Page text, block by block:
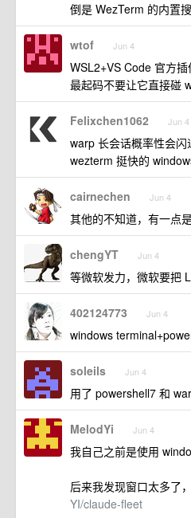
倒是 WezTerm 的内置
wtof Jun 4
WSL2+VS Code 官方插
最起码不要让它直接碰
Felixchen1062 Jun 4
warp 长会话概率性会
wezterm 挺快的
cairnechen Jun 4
其他的不知道，有一点
chengYT Jun 4
等微软发力，微软要把
402124773 Jun 4
windows
soleils Jun 4
用了 powershell7 和
MelodYi Jun 4
我自己之前是使用
后来我发现窗口太多了
YI/claude-fleet